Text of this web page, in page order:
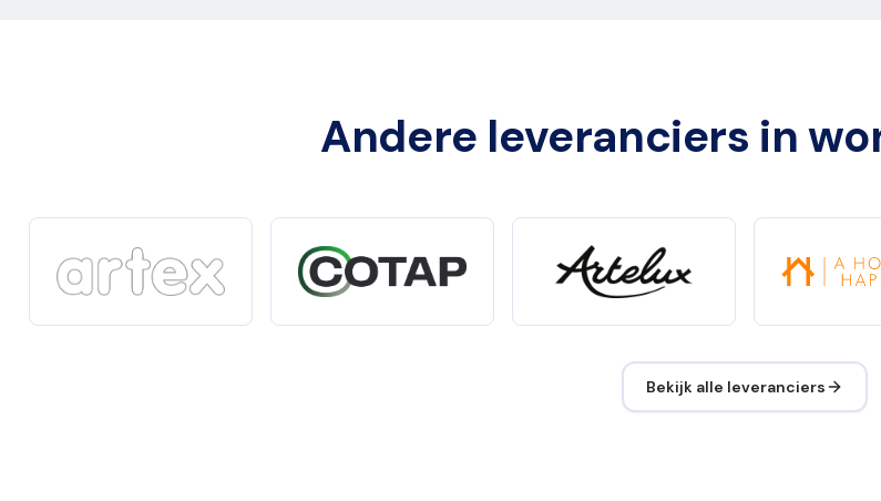
Andere leveranciers in
Bekijk alle leveranciers